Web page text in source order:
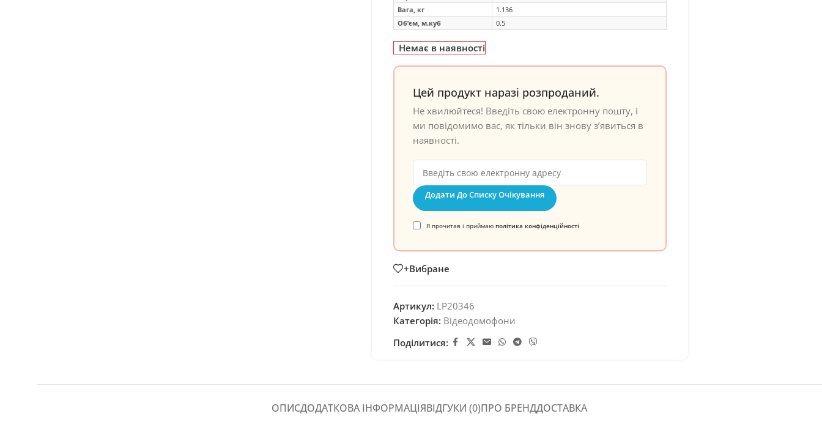
Вага, кг
1.136
Об’єм, м.куб
0.5
Немає в наявності
Цей продукт наразі розпроданий.
Не хвилюйтеся! Введіть свою електронну пошту, і
ми повідомимо вас, як тільки він знову з’явиться в
наявності.
Додати До Списку Очікування
Я прочитав і приймаю політика конфіденційності
+Вибране
Артикул: LP20346
Категорія: Відеодомофони
Поділитися:
ОПИСДОДАТКОВА ІНФОРМАЦІЯВІДГУКИ (0)ПРО БРЕНДДОСТАВКА